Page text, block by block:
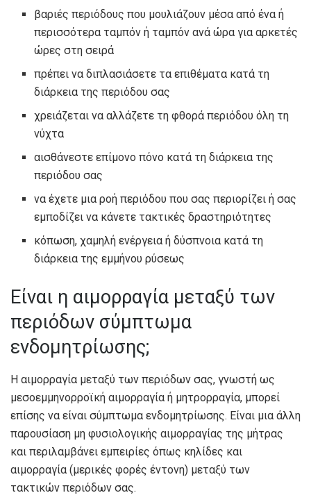
βαριές περιόδους που μουλιάζουν μέσα από ένα ή
περισσότερα ταμπόν ή ταμπόν ανά ώρα για αρκετές
ώρες στη σειρά
πρέπει να διπλασιάσετε τα επιθέματα κατά τη
διάρκεια της περιόδου σας
χρειάζεται να αλλάζετε τη φθορά περιόδου όλη τη
νύχτα
αισθάνεστε επίμονο πόνο κατά τη διάρκεια της
περιόδου σας
να έχετε μια ροή περιόδου που σας περιορίζει ή σας
εμποδίζει να κάνετε τακτικές δραστηριότητες
κόπωση, χαμηλή ενέργεια ή δύσπνοια κατά τη
διάρκεια της εμμήνου ρύσεως
Είναι η αιμορραγία μεταξύ των
περιόδων σύμπτωμα
ενδομητρίωσης;
Η αιμορραγία μεταξύ των περιόδων σας, γνωστή ως
μεσοεμμηνορροϊκή αιμορραγία ή μητρορραγία, μπορεί
επίσης να είναι σύμπτωμα ενδομητρίωσης. Είναι μια άλλη
παρουσίαση μη φυσιολογικής αιμορραγίας της μήτρας
και περιλαμβάνει εμπειρίες όπως κηλίδες και
αιμορραγία (μερικές φορές έντονη) μεταξύ των
τακτικών περιόδων σας.